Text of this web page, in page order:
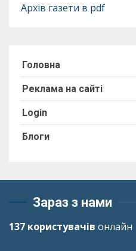
Архів газети в pdf
Головна
Реклама на сайті
Login
Блоги
Зараз з нами
137 користувачів онлайн